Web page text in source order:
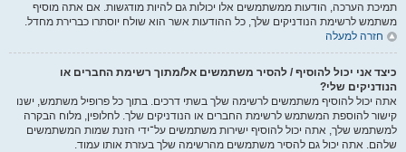
תמיכת הערכה, הודעות ממשתמשים אלו יכולות גם להיות מודגשות. אם אתה מוסיף
משתמש לרשימת הנודניקים שלך, כל ההודעות אשר הוא שולח יוסתרו כברירת מחדל.
חזרה למעלה
כיצד אני יכול להוסיף / להסיר משתמשים אל/מתוך רשימת החברים או
הנודניקים שלי?
אתה יכול להוסיף משתמשים לרשימה שלך בשתי דרכים. בתוך כל פרופיל משתמש, ישנו
קישור להוספת המשתמש לרשימת החברים או הנודניקים שלך. לחלופין, מלוח הבקרה
למשתמש שלך, אתה יכול להוסיף ישירות משתמשים על־ידי הזנת שמות המשתמשים
שלהם. אתה יכול גם להסיר משתמשים מהרשימה שלך בעזרת אותו עמוד.